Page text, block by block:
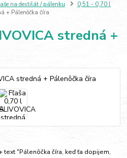
na destilát / pálenku
0,51 - 0,70 l
+ Pálenôčka číra
stredná +
text "Pálenôčka číra, keď ťa dopijem,